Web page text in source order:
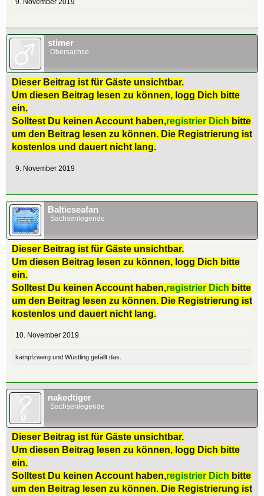
9. November 2019
stimer
Obersachse
Dieser Beitrag ist für Gäste unsichtbar.
Um diesen Beitrag lesen zu können, logg Dich bitte
ein.
Solltest Du keinen Account haben,registrier Dich bitte
um den Beitrag lesen zu können. Die Registrierung ist
kostenlos und dauert nicht lang.
9. November 2019
Balticseafan
Sachsenlegende
Dieser Beitrag ist für Gäste unsichtbar.
Um diesen Beitrag lesen zu können, logg Dich bitte
ein.
Solltest Du keinen Account haben,registrier Dich bitte
um den Beitrag lesen zu können. Die Registrierung ist
kostenlos und dauert nicht lang.
10. November 2019
kampfzwerg und Wüstling gefällt das.
nakedtiger
Sachsenlegende
Dieser Beitrag ist für Gäste unsichtbar.
Um diesen Beitrag lesen zu können, logg Dich bitte
ein.
Solltest Du keinen Account haben,registrier Dich bitte
um den Beitrag lesen zu können. Die Registrierung ist